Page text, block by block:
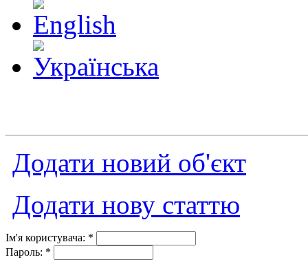
Додати новий об'єкт
Додати нову статтю
Ім'я користувача: *
Пароль: *